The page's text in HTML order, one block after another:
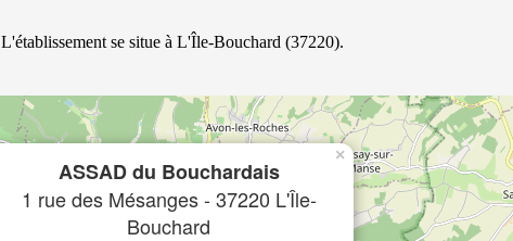
L'établissement se situe à L'Île-Bouchard (37220).
ASSAD du Bouchardais
1 rue des Mésanges - 37220 L'Île-
Bouchard
×